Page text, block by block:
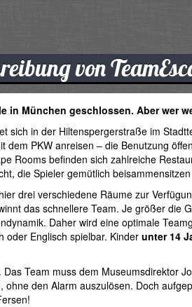
von
in München geschlossen. Aber wer
sich in der Hiltenspergerstraße im
dem PKW anreisen – die Benutzung
Rooms befinden sich zahlreiche
die Spieler gemütlich
drei verschiedene Räume zur
das schnellere Team. Je größer die
Daher wird eine optimale
oder Englisch spielbar. Kinderunter 14
Das Team muss dem Museumsdirektor
ohne den Alarm auszulösen. Doch